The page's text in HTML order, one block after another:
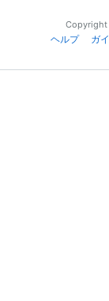
Copyright
ヘルプ
ガ